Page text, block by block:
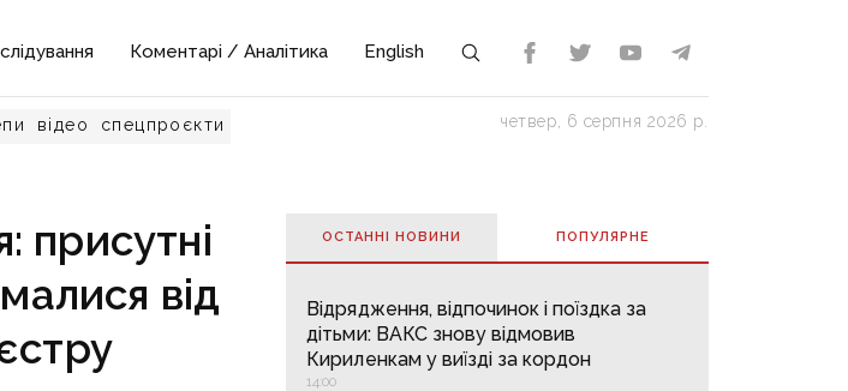
Коментарі / Аналітика English
відео спецпроєкти четвер, 6 серпня 2026 р.
присутні
від
ОСТАННІ НОВИНИ ПОПУЛЯРНE
Відрядження, відпочинок і поїздка за
дітьми: ВАКС знову відмовив
Кириленкам у виїзді за кордон
14:00